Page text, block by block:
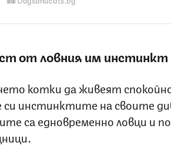
от ловния им инстинкт
котки да живеят
си инстинктите на своите
са едновременно ловци и